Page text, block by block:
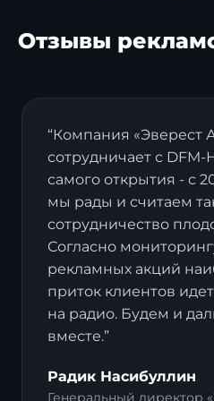
Отзывы
“Компания «Эверест
сотрудничает с
самого открытия - с
мы рады и считаем
сотрудничество
Согласно
рекламных акций
приток клиентов
на радио. Будем и
вместе.”
Радик Насибуллин
Генеральный директор